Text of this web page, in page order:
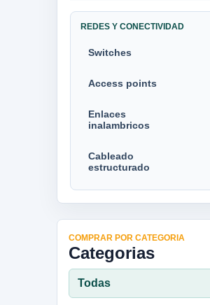
REDES Y CONECTIVIDAD
Switches
Access points
Enlaces
inalambricos
Cableado
estructurado
COMPRAR POR CATEGORIA
Categorias
Todas